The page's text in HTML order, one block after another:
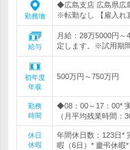
勤務地
◆広島支店 広島県広
※転勤なし 【雇入れ
給与
月給：28万5000円
定します。※試用期
初年度
年収
500万円～750万円
勤務
時間
◆08：00～17：00*
（月平均残業時間：
休日
休暇
年間休日数：123日*
暇（6日）* 慶弔休暇*